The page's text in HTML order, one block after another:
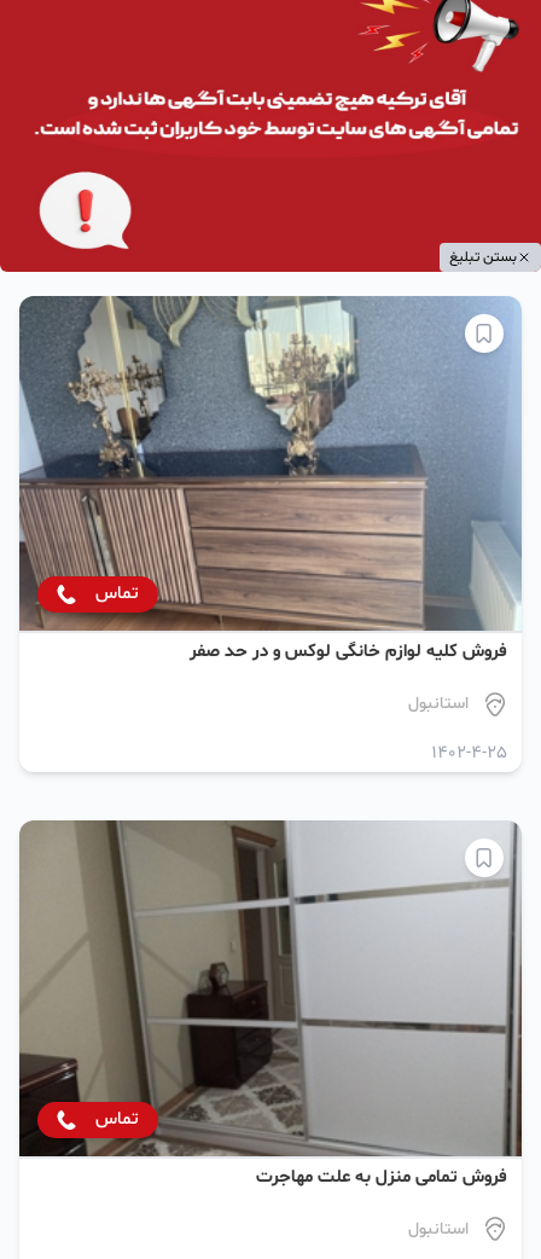
بستن تبلیغ
تماس
فروش کلیه لوازم خانگی لوکس و در حد صفر
استانبول
1402-4-25
تماس
فروش تمامی منزل به علت مهاجرت
استانبول